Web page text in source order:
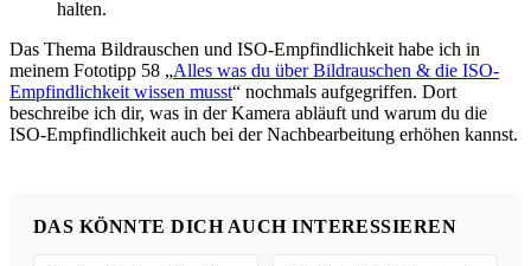
halten.
Das Thema Bildrauschen und ISO-Empfindlichkeit habe ich in
meinem Fototipp 58 „Alles was du über Bildrauschen & die ISO-
Empfindlichkeit wissen musst“ nochmals aufgegriffen. Dort
beschreibe ich dir, was in der Kamera abläuft und warum du die
ISO-Empfindlichkeit auch bei der Nachbearbeitung erhöhen kannst.
DAS KÖNNTE DICH AUCH INTERESSIEREN